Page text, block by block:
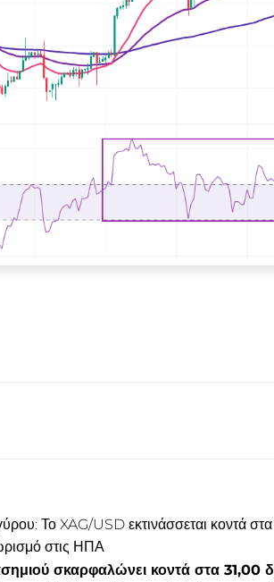
Το XAG/USD εκτινάσσεται κοντά
στις ΗΠΑ
σκαρφαλώνει κοντά στα 31,00